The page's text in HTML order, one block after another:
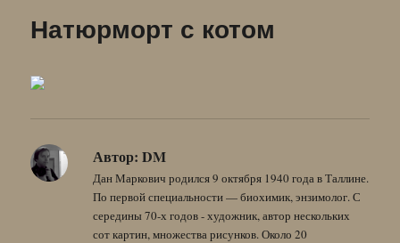
Натюрморт с котом
Автор: DM
Дан Маркович родился 9 октября 1940 года в Таллине.
По первой специальности — биохимик, энзимолог. С
середины 70-х годов - художник, автор нескольких
сот картин, множества рисунков. Около 20